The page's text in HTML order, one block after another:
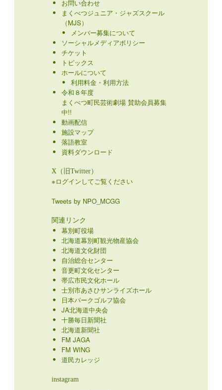
お問い合わせ
まくべつジュニア・ジャズスクール
（MJS）
メンバー募集について
ソーシャルメディアポリシー
チケット
トピックス
ホールについて
利用料金・利用方法
令和８年度
まくべつ町民芸術劇場 賛助会員募集
中!!
動画配信
施設マップ
落語教室
資料ダウンロード
X（旧Twitter）
※ログインしてご覧ください
Tweets by NPO_MCGG
関連リンク
幕別町役場
北海道幕別町観光物産協会
北海道文化財団
自治総合センター
音更町文化センター
帯広市民文化ホール
士別市あさひサンライズホール
日本パークゴルフ協会
JA北海道中央会
十勝毎日新聞社
北海道新聞社
FM JAGA
FM WING
道民カレッジ
instagram